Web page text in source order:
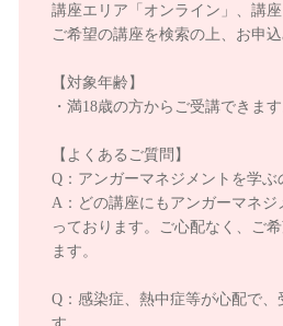
講座エリア「オンライン」、講
ご希望の講座を検索の上、お申込
【対象年齢】
・満18歳の方からご受講できます
【よくあるご質問】
Q：アンガーマネジメントを学ぶ
A：どの講座にもアンガーマネジ
っております。ご心配なく、ご
ます。
Q：感染症、熱中症等が心配で、